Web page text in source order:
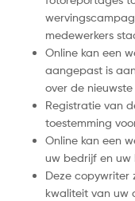
medewerkers
Online kan een
aangepast is
over de
Registratie van
toestemming
Online kan een
uw bedrijf en uw
Deze copywriter
kwaliteit van uw